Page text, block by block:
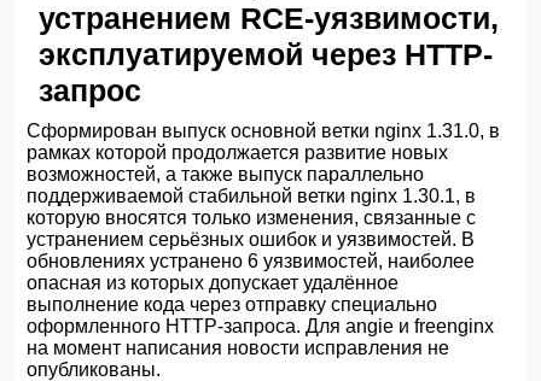
устранением RCE-уязвимости,
эксплуатируемой через HTTP-
запрос
Сформирован выпуск основной ветки nginx 1.31.0, в
рамках которой продолжается развитие новых
возможностей, а также выпуск параллельно
поддерживаемой стабильной ветки nginx 1.30.1, в
которую вносятся только изменения, связанные с
устранением серьёзных ошибок и уязвимостей. В
обновлениях устранено 6 уязвимостей, наиболее
опасная из которых допускает удалённое
выполнение кода через отправку специально
оформленного HTTP-запроса. Для angie и freenginx
на момент написания новости исправления не
опубликованы.